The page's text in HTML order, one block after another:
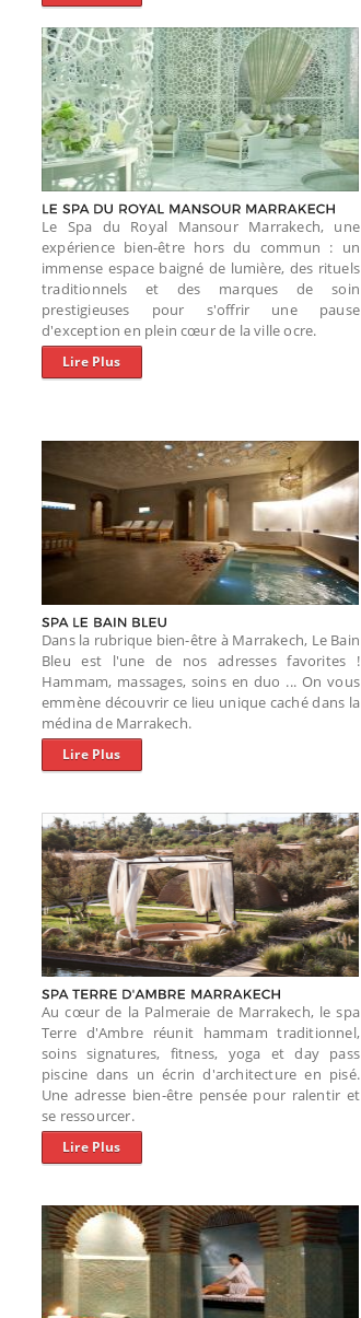
Le Spa du Royal Mansour Marrakech, une
expérience bien-être hors du commun : un
immense espace baigné de lumière, des rituels
traditionnels et des marques de soin
prestigieuses pour s'offrir une pause
d'exception en plein cœur de la ville ocre.
Lire Plus
Dans la rubrique bien-être à Marrakech, Le Bain
Bleu est l'une de nos adresses favorites !
Hammam, massages, soins en duo ... On vous
emmène découvrir ce lieu unique caché dans la
médina de Marrakech.
Lire Plus
Au cœur de la Palmeraie de Marrakech, le spa
Terre d'Ambre réunit hammam traditionnel,
soins signatures, fitness, yoga et day pass
piscine dans un écrin d'architecture en pisé.
Une adresse bien-être pensée pour ralentir et
se ressourcer.
Lire Plus